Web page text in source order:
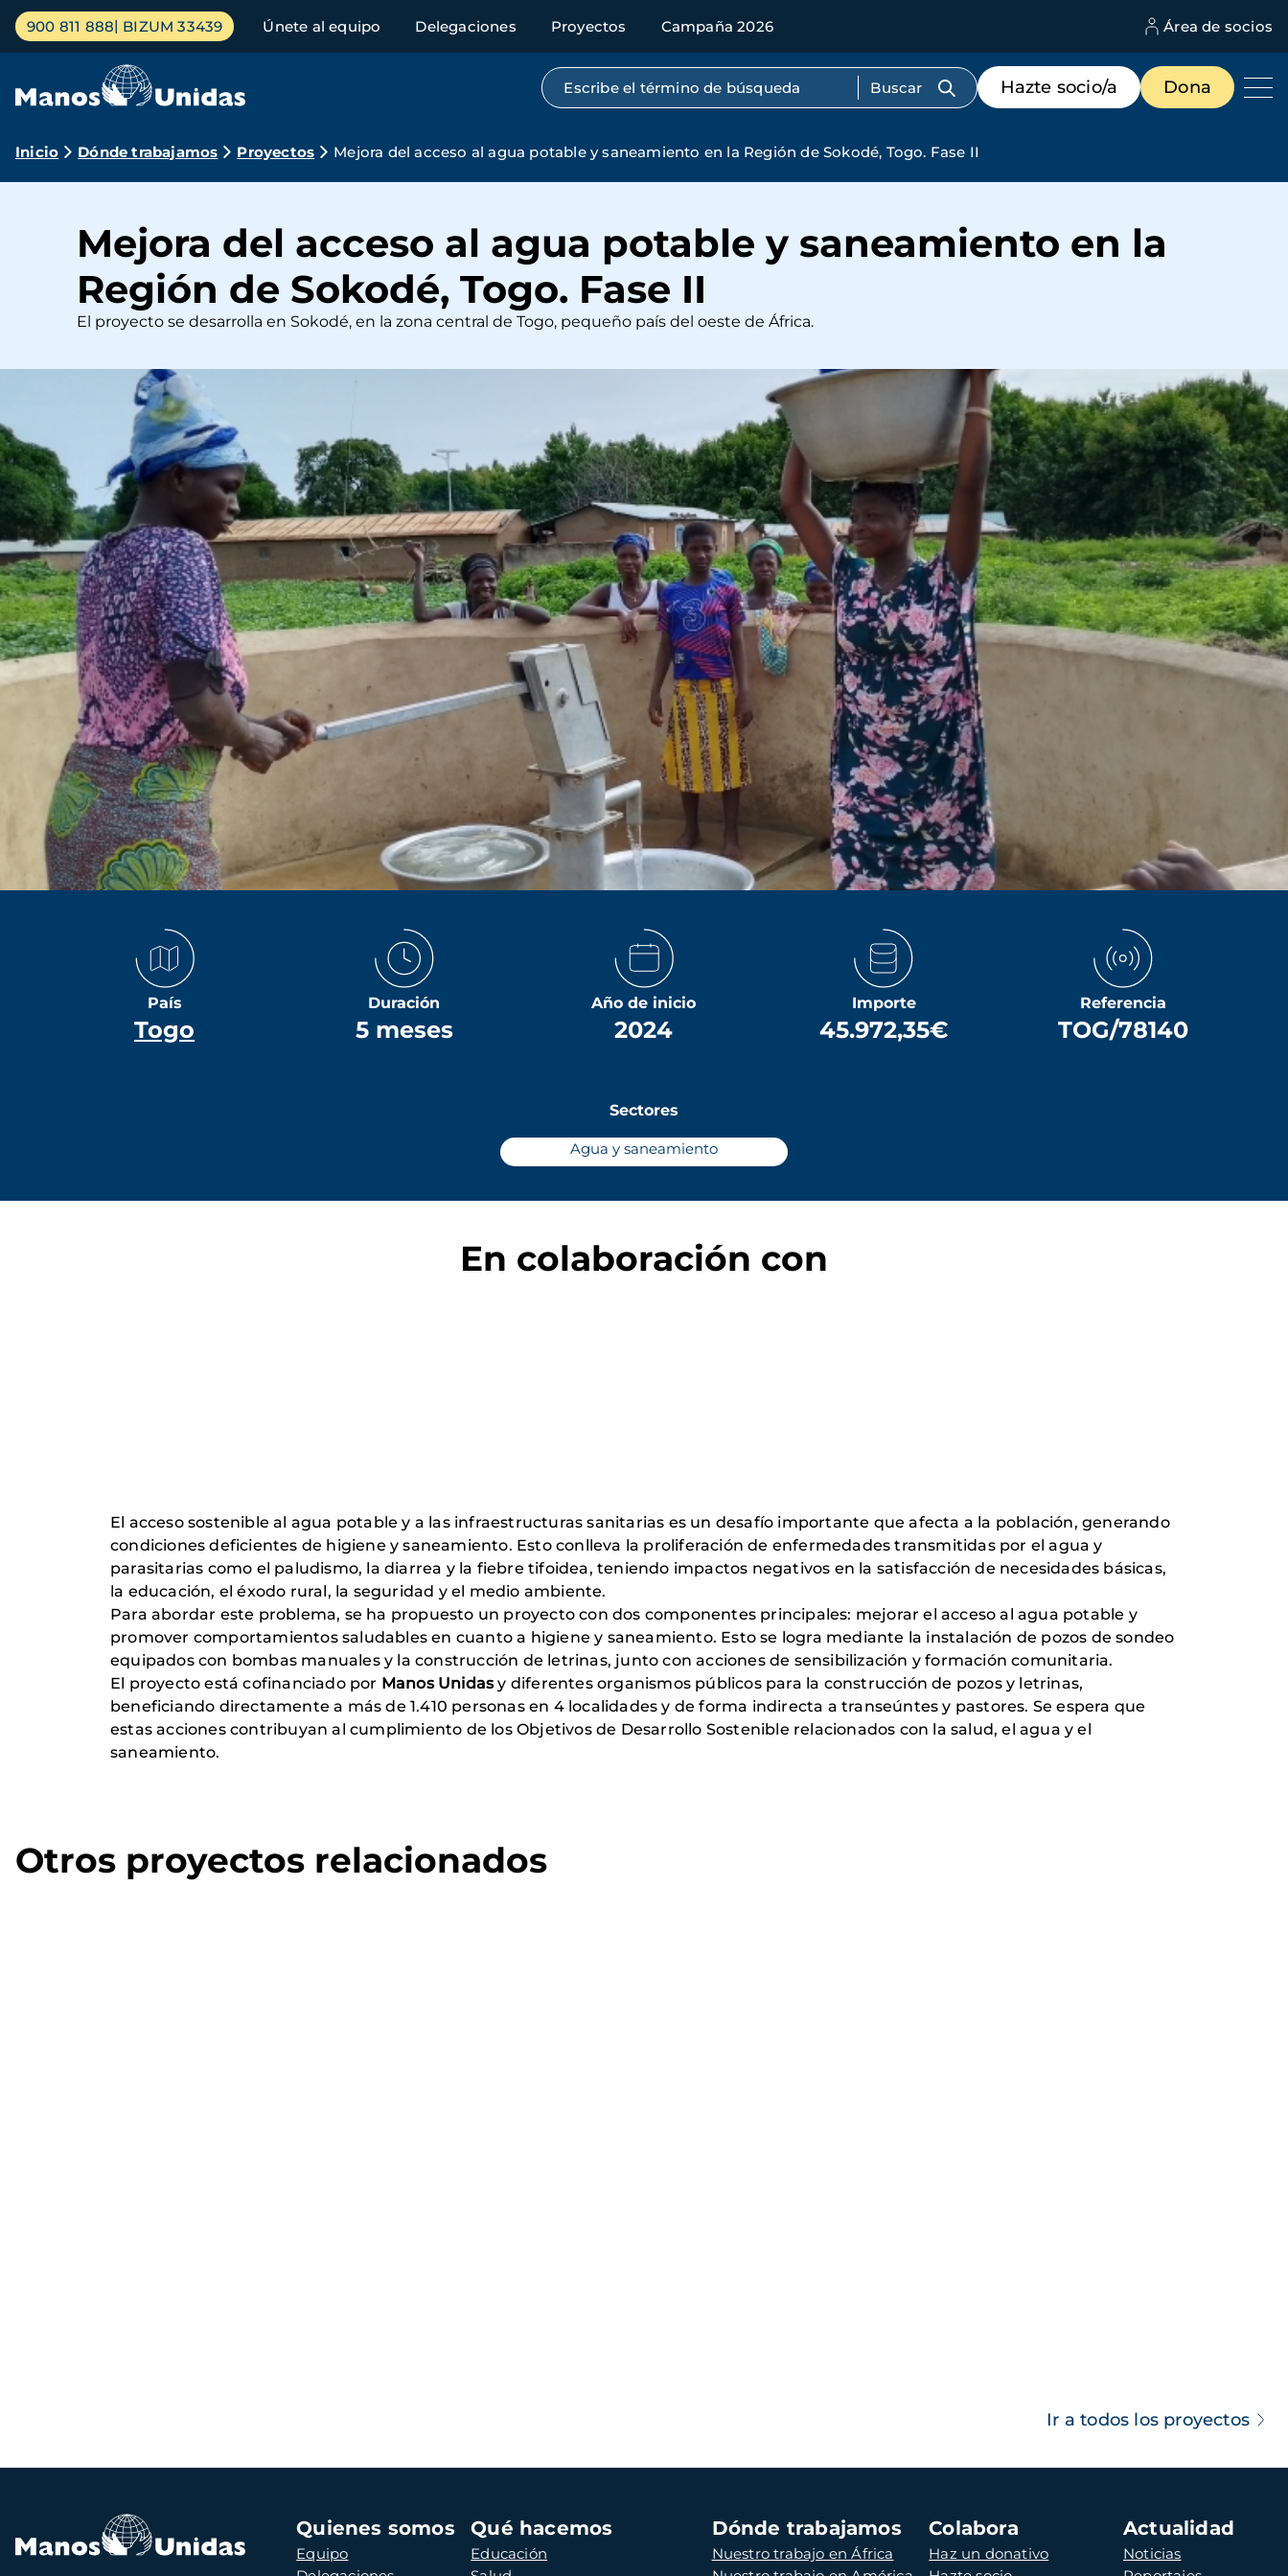
Pasar
contenido
Menú
principal
900 811 888 BIZUM 33439 Únete al equipo Delegaciones Proyectos Campaña 2026 Área de socios
Búsqueda por texto completo
Menú
de
destacados
Hazte socio/a Dona
Ruta
navegación
Inicio Dónde trabajamos Proyectos Mejora del acceso al agua potable y saneamiento en la Región de Sokodé, Togo. Fase II
Mejora del acceso al agua potable y saneamiento en la
Región de Sokodé, Togo. Fase II
El proyecto se desarrolla en Sokodé, en la zona central de Togo, pequeño país del oeste de África.
País
Togo
Duración
5 meses
Año de inicio
2024
Importe
45.972,35€
Referencia
TOG/78140
Sectores
Agua y saneamiento
En colaboración con
El acceso sostenible al agua potable y a las infraestructuras sanitarias es un desafío importante que afecta a la población, generando
condiciones deficientes de higiene y saneamiento. Esto conlleva la proliferación de enfermedades transmitidas por el agua y
parasitarias como el paludismo, la diarrea y la fiebre tifoidea, teniendo impactos negativos en la satisfacción de necesidades básicas,
la educación, el éxodo rural, la seguridad y el medio ambiente.
Para abordar este problema, se ha propuesto un proyecto con dos componentes principales: mejorar el acceso al agua potable y
promover comportamientos saludables en cuanto a higiene y saneamiento. Esto se logra mediante la instalación de pozos de sondeo
equipados con bombas manuales y la construcción de letrinas, junto con acciones de sensibilización y formación comunitaria.
El proyecto está cofinanciado por Manos Unidasy diferentes organismos públicos para la construcción de pozos y letrinas,
beneficiando directamente a más de 1.410 personas en 4 localidades y de forma indirecta a transeúntes y pastores. Se espera que
estas acciones contribuyan al cumplimiento de los Objetivos de Desarrollo Sostenible relacionados con la salud, el agua y el
saneamiento.
Otros proyectos relacionados
Ir a todos los proyectos
Navegación
principal
Quienes somos
Equipo
Qué hacemos
Educación
Dónde trabajamos
Nuestro trabajo en África
Colabora
Haz un donativo
Actualidad
Noticias